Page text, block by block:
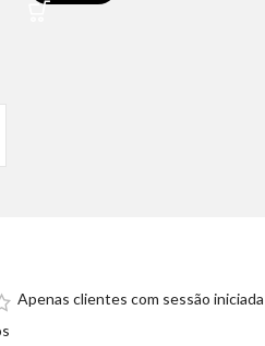
Apenas clientes com sessão